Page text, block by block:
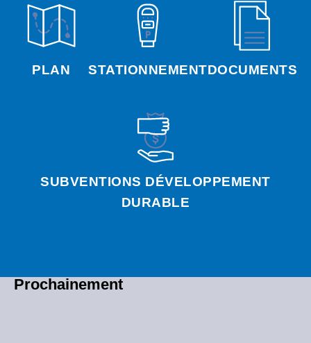
PLAN STATIONNEMENTDOCUMENTS
SUBVENTIONS DÉVELOPPEMENT
DURABLE
Prochainement